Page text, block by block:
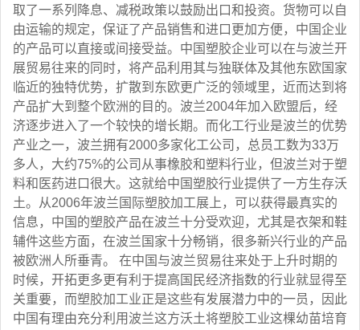
取了一系列降息、减税政策以鼓励出口和投资。货物可以自
由运输的规定，保证了产品销售和进口更加方便，中国企业
的产品可以直接或间接受益。中国塑胶企业可以在与波兰开
展贸易往来的同时，将产品利用其与独联体及其他东欧国家
临近的独特优势，扩散到东欧更广泛的领域里，近而达到将
产品扩大到整个欧洲的目的。波兰2004年加入欧盟后，经
济逐步进入了一个较快的增长期。而化工行业是波兰的优势
产业之一，波兰拥有2000多家化工公司，总员工数为33万
多人，大约75%的公司从事橡胶和塑料行业，但波兰对于塑
料和医药进口很大。这就给中国塑胶行业提供了一方生存沃
土。从2006年波兰国际塑胶加工展上，可以获得最真实的
信息，中国的塑胶产品在波兰十分受欢迎，尤其是衣架和鞋
辅件这些方面，在波兰国家十分畅销，很多新兴行业的产品
被欧洲人所垂青。 在中国与波兰贸易往来处于上升时期的
时候，开拓更多更有利于提高国民经济指数的行业就显得至
关重要，而塑胶加工业正是这些有发展潜力中的一员，因此
中国有理由充分利用波兰这方沃土将塑胶工业这棵幼苗培育